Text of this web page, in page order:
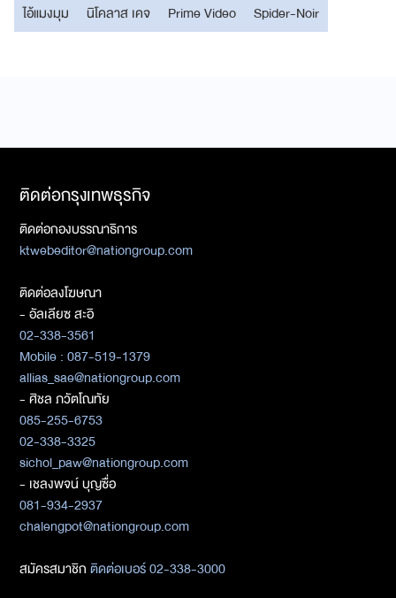
ไอ้แมงมุม นิโคลาส เคจ Prime Video Spider-Noir
ติดต่อกรุงเทพธุรกิจ
ติดต่อกองบรรณาธิการ
ktwebeditor@nationgroup.com
ติดต่อลงโฆษณา
- อัลเลียซ สะอิ
02-338-3561
Mobile : 087-519-1379
allias_sae@nationgroup.com
- ศิชล ภวัตโณทัย
085-255-6753
02-338-3325
sichol_paw@nationgroup.com
- เชลงพจน์ บุญซื่อ
081-934-2937
chalengpot@nationgroup.com
สมัครสมาชิกติดต่อเบอร์ 02-338-3000